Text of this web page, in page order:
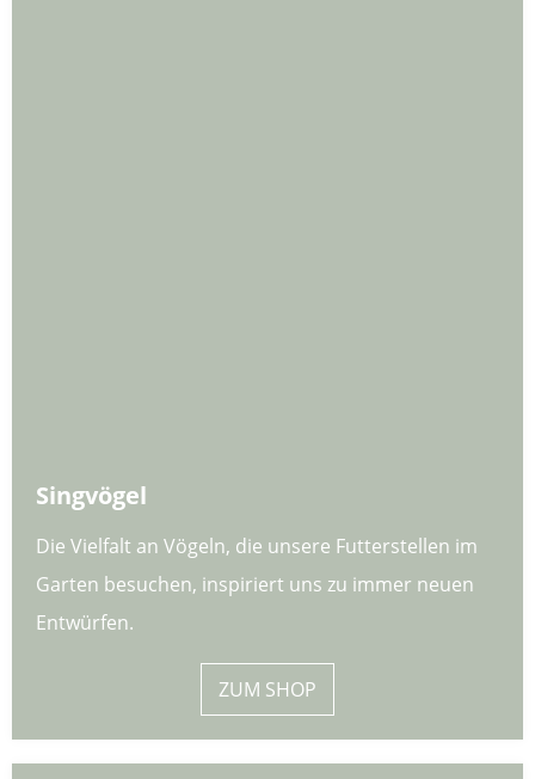
Singvögel
Die Vielfalt an Vögeln, die unsere Futterstellen im
Garten besuchen, inspiriert uns zu immer neuen
Entwürfen.
ZUM SHOP